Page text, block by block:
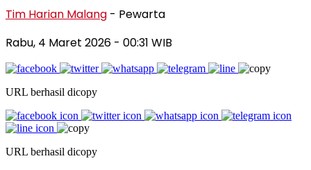
Tim Harian Malang - Pewarta
Rabu, 4 Maret 2026 - 00:31 WIB
URL berhasil dicopy
URL berhasil dicopy